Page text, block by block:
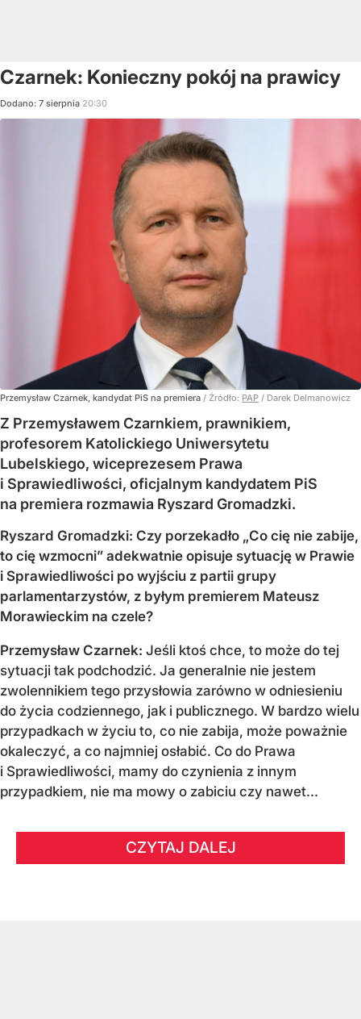
Czarnek: Konieczny pokój na prawicy
Dodano: 7 sierpnia 20:30
Przemysław Czarnek, kandydat PiS na premiera / Źródło: PAP / Darek Delmanowicz
Z Przemysławem Czarnkiem, prawnikiem,
profesorem Katolickiego Uniwersytetu
Lubelskiego, wiceprezesem Prawa
i Sprawiedliwości, oficjalnym kandydatem PiS
na premiera rozmawia Ryszard Gromadzki.
Ryszard Gromadzki: Czy porzekadło „Co cię nie zabije,
to cię wzmocni” adekwatnie opisuje sytuację w Prawie
i Sprawiedliwości po wyjściu z partii grupy
parlamentarzystów, z byłym premierem Mateusz
Morawieckim na czele?
Przemysław Czarnek: Jeśli ktoś chce, to może do tej
sytuacji tak podchodzić. Ja generalnie nie jestem
zwolennikiem tego przysłowia zarówno w odniesieniu
do życia codziennego, jak i publicznego. W bardzo wielu
przypadkach w życiu to, co nie zabija, może poważnie
okaleczyć, a co najmniej osłabić. Co do Prawa
i Sprawiedliwości, mamy do czynienia z innym
przypadkiem, nie ma mowy o zabiciu czy nawet...
CZYTAJ DALEJ